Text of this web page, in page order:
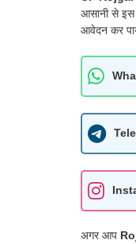
आसानी से इस
आवेदन कर
अगर आप